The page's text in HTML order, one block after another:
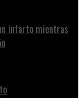
infarto mientras